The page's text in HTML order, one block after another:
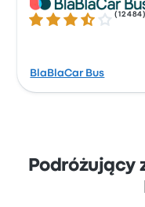
3.7 gwiazdek w skali
(12484 )
BlaBlaCar Bus
Podróżujący